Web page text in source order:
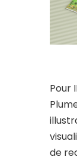
Pour
de